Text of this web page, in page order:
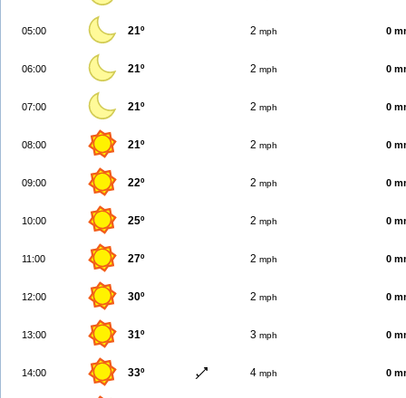
05:00 21º 2 mph 0
06:00 21º 2 mph 0
07:00 21º 2 mph 0
08:00 21º 2 mph 0
09:00 22º 2 mph 0
10:00 25º 2 mph 0
11:00 27º 2 mph 0
12:00 30º 2 mph 0
13:00 31º 3 mph 0
14:00 33º 4 mph 0